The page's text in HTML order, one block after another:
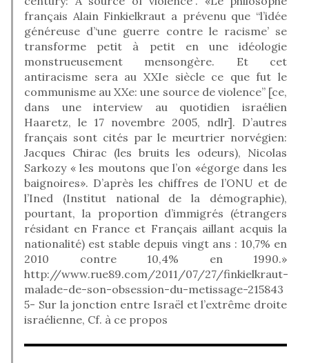
français Alain Finkielkraut a prévenu que “l’idée
généreuse d’‘une guerre contre le racisme’ se
transforme petit à petit en une idéologie
monstrueusement mensongère. Et cet
antiracisme sera au XXIe siècle ce que fut le
communisme au XXe: une source de violence” [ce,
dans une interview au quotidien israélien
Haaretz, le 17 novembre 2005, ndlr]. D’autres
français sont cités par le meurtrier norvégien:
Jacques Chirac (les bruits les odeurs), Nicolas
Sarkozy « les moutons que l’on «égorge dans les
baignoires». D’après les chiffres de l’ONU et de
l’Ined (Institut national de la démographie),
pourtant, la proportion d’immigrés (étrangers
résidant en France et Français aillant acquis la
nationalité) est stable depuis vingt ans : 10,7% en
2010 contre 10,4% en 1990.»
http://www.rue89.com/2011/07/27/finkielkraut-
malade-de-son-obsession-du-metissage-215843
5- Sur la jonction entre Israël et l’extrême droite
israélienne, Cf. à ce propos